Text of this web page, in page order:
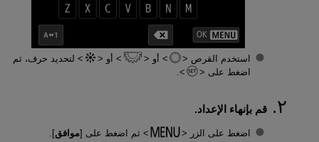
استخدم القرص أو أو
لتحديد حرف، ثم
اضغط على
.
قم بإنهاء الإعداد.
اضغط على الزر ثم اضغط على [موافق].